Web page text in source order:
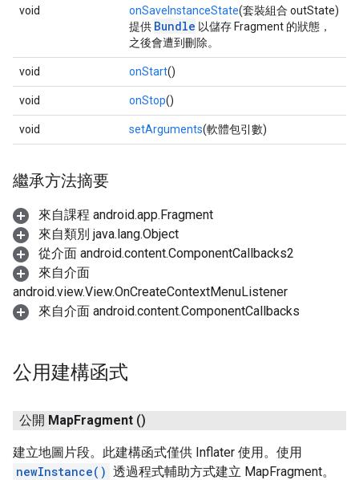
void onSaveInstanceState(套裝組合 outState)
提供 Bundle 以儲存 Fragment 的狀態，
之後會遭到刪除。
void onStart()
void onStop()
void setArguments(軟體包引數)
繼承方法摘要
來自課程 android.app.Fragment
來自類別 java.lang.Object
從介面 android.content.ComponentCallbacks2
來自介面
android.view.View.OnCreateContextMenuListener
來自介面 android.content.ComponentCallbacks
公用建構函式
公開 MapFragment ()
建立地圖片段。此建構函式僅供 Inflater 使用。使用
newInstance() 透過程式輔助方式建立 MapFragment。